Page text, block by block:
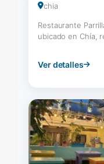
chia
Restaurante
ubicado en Chía,
Ver detalles